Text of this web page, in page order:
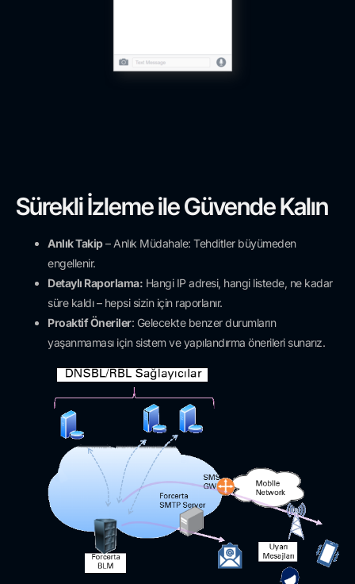
Sürekli İzleme ile Güvende Kalın
Anlık Takip– Anlık Müdahale: Tehditler büyümeden
engellenir.
Detaylı Raporlama: Hangi IP adresi, hangi listede, ne kadar
süre kaldı – hepsi sizin için raporlanır.
Proaktif Öneriler: Gelecekte benzer durumların
yaşanmaması için sistem ve yapılandırma önerileri sunarız.